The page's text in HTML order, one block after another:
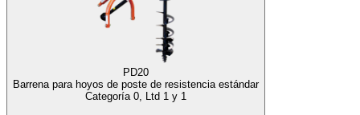
PD20
Barrena para hoyos de poste de resistencia estándar
Categoría 0, Ltd 1 y 1